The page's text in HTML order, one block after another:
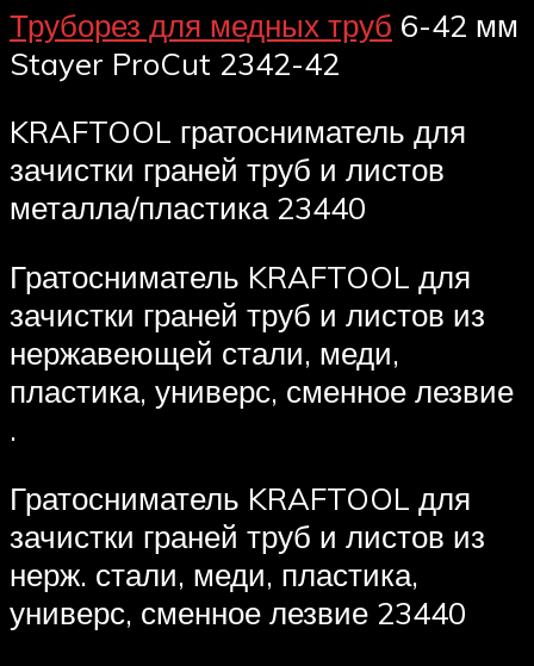
Труборез для медных труб 6-42 мм
Stayer ProCut 2342-42
KRAFTOOL гратосниматель для
зачистки граней труб и листов
металла/пластика 23440
Гратосниматель KRAFTOOL для
зачистки граней труб и листов из
нержавеющей стали, меди,
пластика, универс, сменное лезвие
.
Гратосниматель KRAFTOOL для
зачистки граней труб и листов из
нерж. стали, меди, пластика,
универс, сменное лезвие 23440